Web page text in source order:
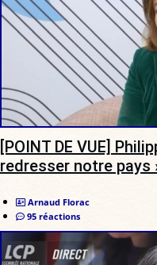
[POINT DE VUE]
redresser notre pays
Arnaud Florac
95 réactions